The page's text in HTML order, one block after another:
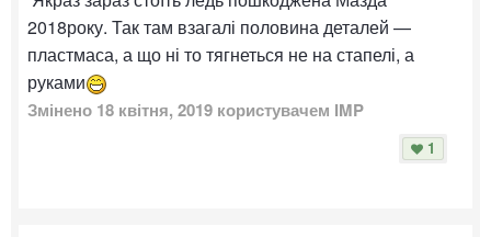
2018року. Так там взагалі половина деталей —
пластмаса, а що ні то тягнеться не на стапелі, а
руками
Змінено 18 квітня, 2019 користувачем IMP
1